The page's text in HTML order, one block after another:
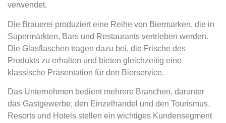
verwendet.
Die Brauerei produziert eine Reihe von Biermarken, die in
Supermärkten, Bars und Restaurants vertrieben werden.
Die Glasflaschen tragen dazu bei, die Frische des
Produkts zu erhalten und bieten gleichzeitig eine
klassische Präsentation für den Bierservice.
Das Unternehmen bedient mehrere Branchen, darunter
das Gastgewerbe, den Einzelhandel und den Tourismus.
Resorts und Hotels stellen ein wichtiges Kundensegment